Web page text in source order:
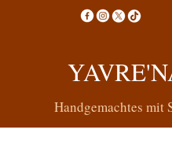
Handgemachtes mit